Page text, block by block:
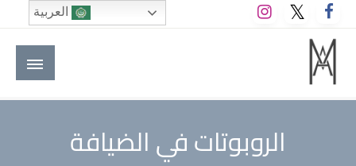
التخطي
إلى
المحتوى
M A hotels | إم ايه هوتيلز
الموقع الأول للعاملين في الفنادق في العالم العربي
الروبوتات في الضيافة
العربية